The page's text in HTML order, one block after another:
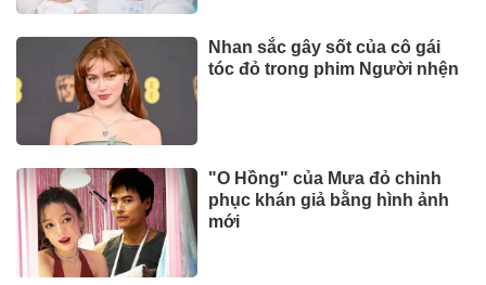
Nhan sắc gây sốt của cô gái
tóc đỏ trong phim Người nhện
"O Hồng" của Mưa đỏ chinh
phục khán giả bằng hình ảnh
mới